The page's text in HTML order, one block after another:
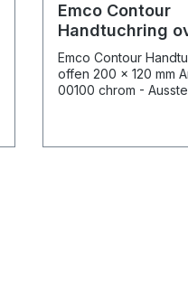
Emco Contour
Handtuchring
200 x 120 mm,
2855 00100
Emco Contour
offen 200 x 120 mm
00100 chrom - Ausstellungsmodell,